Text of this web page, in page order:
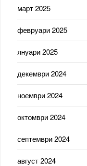
март 2025
февруари 2025
януари 2025
декември 2024
ноември 2024
октомври 2024
септември 2024
август 2024